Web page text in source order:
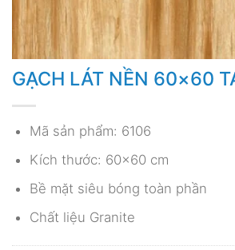
GẠCH LÁT NỀN 60×60
Mã sản phẩm: 6106
Kích thước: 60×60 cm
Bề mặt siêu bóng toàn phần
Chất liệu Granite